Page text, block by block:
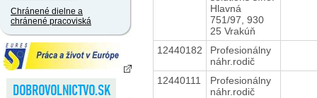
Chránené dielne a
chránené pracoviská
Hlavná
751/97, 930
25 Vrakúň
12440182
Profesionálny
náhr.rodič
12440111
Profesionálny
náhr.rodič